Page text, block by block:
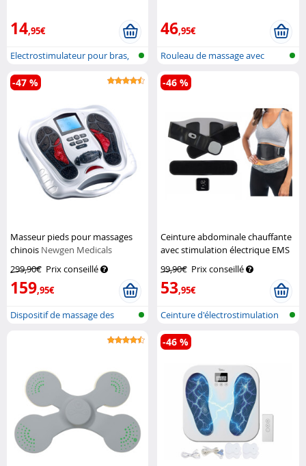
14,95€
Electrostimulateur pour bras,
jambe...
46,95€
Rouleau de massage avec
fonction vi...
Masseur pieds pour massages
chinois Newgen Medicals
299,90€ Prix conseillé
159,95€
-47 %
Dispositif de massage des
Ceinture abdominale chauffante
avec stimulation électrique EMS
99,90€ Prix conseillé
53,95€
-46 %
Ceinture d'électrostimulation
muscu...
-46 %